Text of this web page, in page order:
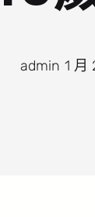
admin 1 月